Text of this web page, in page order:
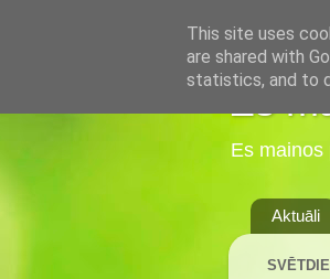
Es
Es mainos
Aktuāli
This site uses
are shared with
statistics, and to